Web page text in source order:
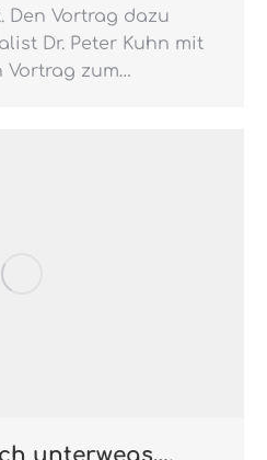
Den Vortrag dazu
Dr. Peter Kuhn mit
Vortrag zum…